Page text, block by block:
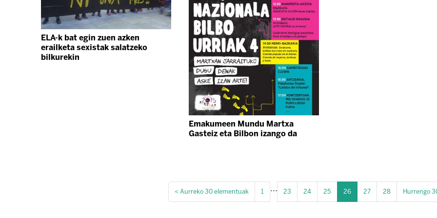
ELA-k bat egin zuen azken
erailketa sexistak salatzeko
bilkurekin
Emakumeen Mundu Martxa
Gasteiz eta Bilbon izango da
< Aurreko 30 elementuak 1 ... 23 24 25 26 27 28 Hurrengo